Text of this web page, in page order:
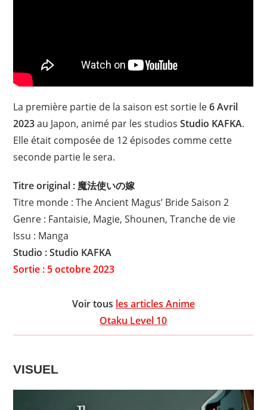
La première partie de la saison est sortie le6 Avril
2023au Japon, animé par les studiosStudio KAFKA.
Elle était composée de 12 épisodes comme cette
seconde partie le sera.
Titre original : 魔法使いの嫁
Titre monde : The Ancient Magus’ Bride Saison 2
Genre : Fantaisie, Magie, Shounen, Tranche de vie
Issu : Manga
Studio : Studio KAFKA
Sortie : 5 octobre 2023
Voir tous les articles Anime
Otaku Level 10
VISUEL